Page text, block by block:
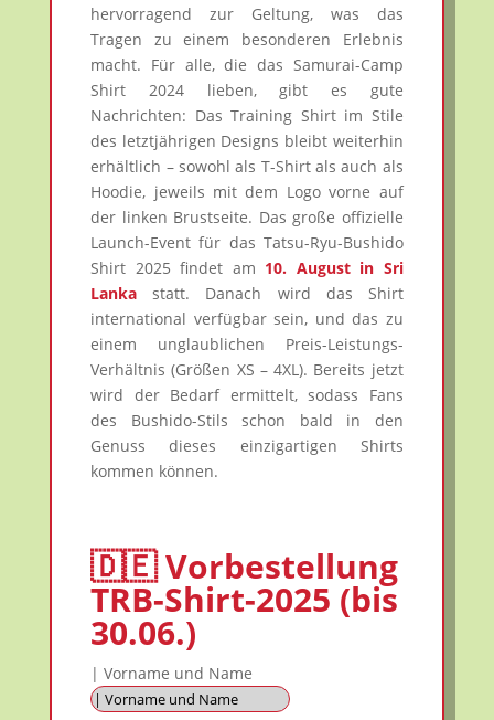
hervorragend zur Geltung, was das
Tragen zu einem besonderen Erlebnis
macht. Für alle, die das Samurai-Camp
Shirt 2024 lieben, gibt es gute
Nachrichten: Das Training Shirt im Stile
des letztjährigen Designs bleibt weiterhin
erhältlich – sowohl als T-Shirt als auch als
Hoodie, jeweils mit dem Logo vorne auf
der linken Brustseite. Das große offizielle
Launch-Event für das Tatsu-Ryu-Bushido
Shirt 2025 findet am 10. August in Sri
Lanka statt. Danach wird das Shirt
international verfügbar sein, und das zu
einem unglaublichen Preis-Leistungs-
Verhältnis (Größen XS – 4XL). Bereits jetzt
wird der Bedarf ermittelt, sodass Fans
des Bushido-Stils schon bald in den
Genuss dieses einzigartigen Shirts
kommen können.
🇩🇪 Vorbestellung
TRB-Shirt-2025 (bis
30.06.)
| Vorname und Name